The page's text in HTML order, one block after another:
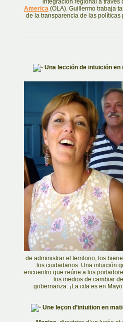
integración regional a
America (OLA). Guillermo trabaja
de la transparencia de las
Una lección de intuición
de administrar el territorio, los
los ciudadanos. Una intuición
encuentro que reúne a los
los medios de cambiar
gobernanza. ¡La cita es en
Une leçon d’intuition en